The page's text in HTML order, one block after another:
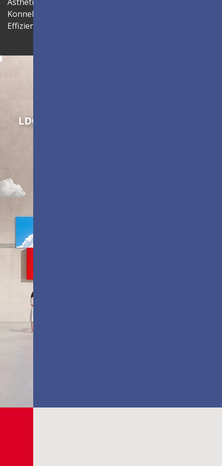
Konnektivität verbessert zudem die betriebliche
Effizienz.
LDC Series